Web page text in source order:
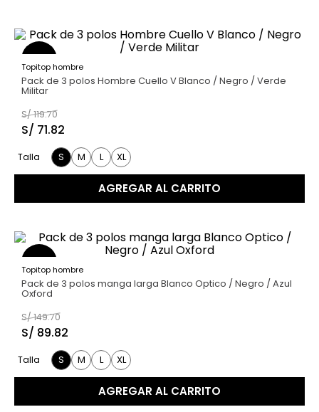
40 %
Topitop hombre
Pack de 3 polos Hombre Cuello V Blanco / Negro / Verde
Militar
S/119.70
S/ 71.82
Talla S M L XL
AGREGAR AL CARRITO
40 %
Topitop hombre
Pack de 3 polos manga larga Blanco Optico / Negro / Azul
Oxford
S/149.70
S/ 89.82
Talla S M L XL
AGREGAR AL CARRITO